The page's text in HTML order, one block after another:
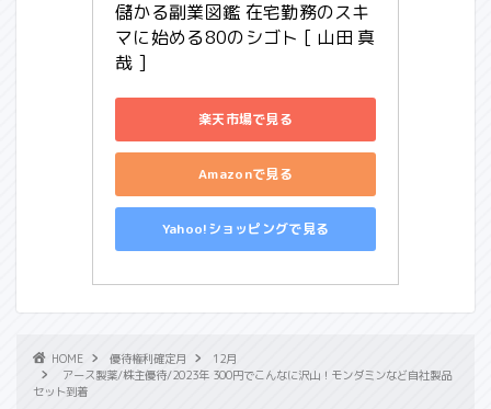
儲かる副業図鑑 在宅勤務のスキ
マに始める80のシゴト [ 山田 真
哉 ]
楽天市場で見る
Amazonで見る
Yahoo!ショッピングで見る
HOME 優待権利確定月
12月
アース製薬/株主優待/2023年 300円でこんなに沢山！モンダミンなど自社製品
セット到着